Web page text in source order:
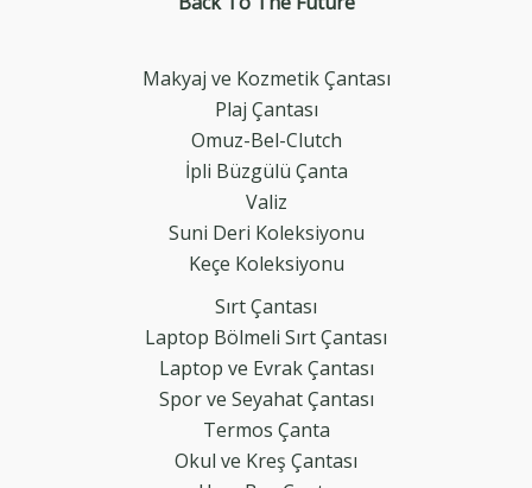
Makyaj ve Kozmetik Çantası
Plaj Çantası
Omuz-Bel-Clutch
İpli Büzgülü Çanta
Valiz
Suni Deri Koleksiyonu
Keçe Koleksiyonu
Sırt Çantası
Laptop Bölmeli Sırt Çantası
Laptop ve Evrak Çantası
Spor ve Seyahat Çantası
Termos Çanta
Okul ve Kreş Çantası